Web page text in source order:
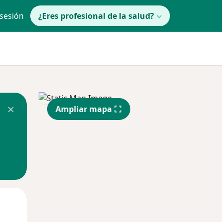
¿Eres profesional de la salud?
Ampliar mapa